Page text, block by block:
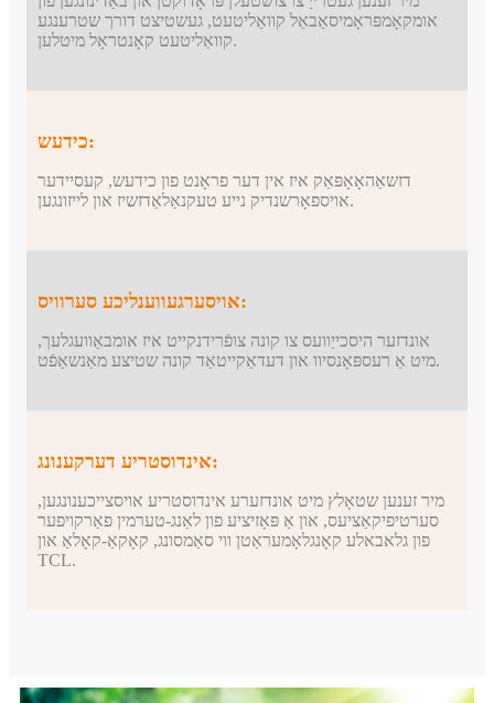
אומקאָמפּראָמיסאַבאַל קוואַליטעט, געשטיצט דורך שטרענגע
קוואַליטעט קאָנטראָל מיטלען.
כידעש:
דזשאַהאָאָפּאַק איז אין דער פראָנט פון כידעש, קעסיידער
אויספאָרשנדיק נייע טעקנאַלאַדזשיז און לייזונגען.
אויסערגעווענליכע סערוויס:
אונדזער היסכייַוועס צו קונה צופֿרידנקייט איז אומבאַוועגלעך,
מיט אַ רעספּאָנסיוו און דעדאַקייטאַד קונה שטיצע מאַנשאַפֿט.
אינדוסטריע דערקענונג:
מיר זענען שטאָלץ מיט אונדזערע אינדוסטריע אויסצייכענונגען,
סערטיפיקאַציעס, און אַ פּאָזיציע פון ​​לאַנג-טערמין פאַרקויפער
פון גלאבאלע קאָנגלאָמעראַטן ווי סאַמסונג, קאָקאַ-קאָלאַ און
TCL.